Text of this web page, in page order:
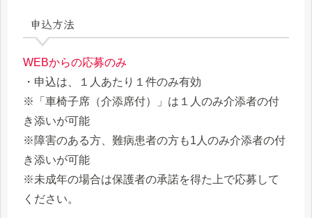
申込方法
WEBからの応募のみ
・申込は、１人あたり１件のみ有効
※「車椅子席（介添席付）」は１人のみ介添者の付
き添いが可能
※障害のある方、難病患者の方も1人のみ介添者の付
き添いが可能
※未成年の場合は保護者の承諾を得た上で応募して
ください。